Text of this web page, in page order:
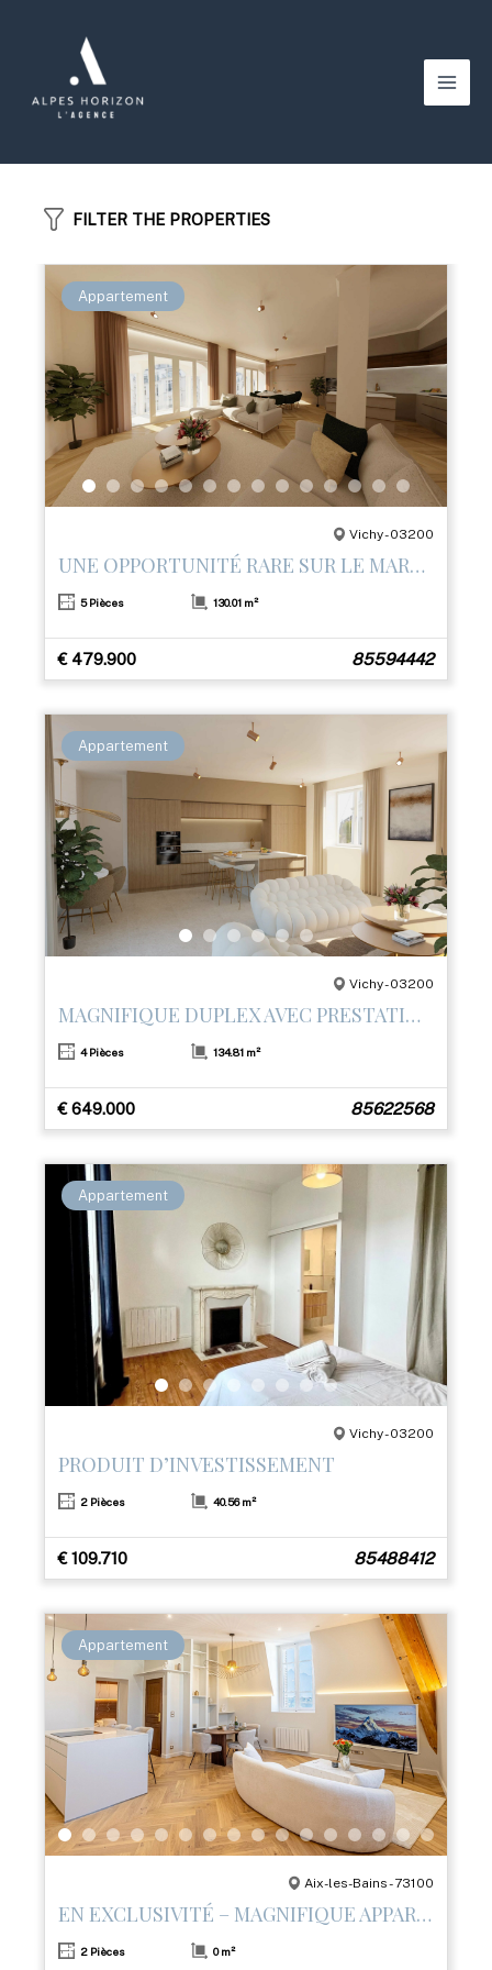
Main
FILTER THE PROPERTIES
Appartement
Vichy - 03200
UNE OPPORTUNITÉ RARE SUR LE MARCHÉ
5 Pièces 130.01 m²
€ 479.900 85594442
Appartement
Vichy - 03200
MAGNIFIQUE DUPLEX AVEC PRESTATIONS HAUT DE GAMME ET TERRASSE– CŒUR DE VICHY
4 Pièces 134.81 m²
€ 649.000 85622568
Appartement
Vichy - 03200
PRODUIT D’INVESTISSEMENT
2 Pièces 40.56 m²
€ 109.710 85488412
Appartement
Aix-les-Bains - 73100
EN EXCLUSIVITÉ – MAGNIFIQUE APPARTEMENT T2 RÉNOVÉ AVEC PRESTATIONS HAUT DE GAMME
2 Pièces 0 m²